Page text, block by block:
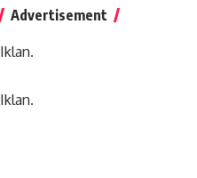
Advertisement
Iklan.
Iklan.